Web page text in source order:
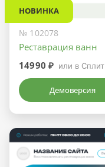
НОВИНКА
№ 102078
Реставрация ванн
14990 ₽ или в Сплит
Демоверсия